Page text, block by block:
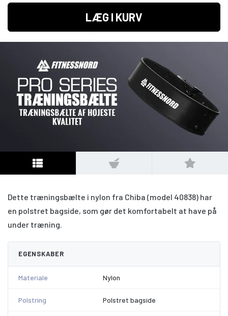
LÆG I KURV
Dette træningsbælte i nylon fra Chiba (model 40838) har
en polstret bagside, som gør det komfortabelt at have på
under træning.
EGENSKABER
Materiale Nylon
Polstring Polstret bagside